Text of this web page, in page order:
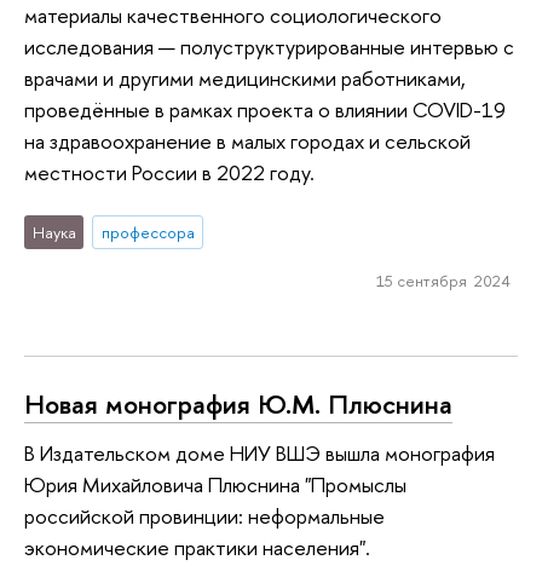
материалы качественного социологического
исследования — полуструктурированные интервью с
врачами и другими медицинскими работниками,
проведённые в рамках проекта о влиянии COVID-19
на здравоохранение в малых городах и сельской
местности России в 2022 году.
Наука профессора
15 сентября 2024
Новая монография Ю.М. Плюснина
В Издательском доме НИУ ВШЭ вышла монография
Юрия Михайловича Плюснина "Промыслы
российской провинции: неформальные
экономические практики населения".